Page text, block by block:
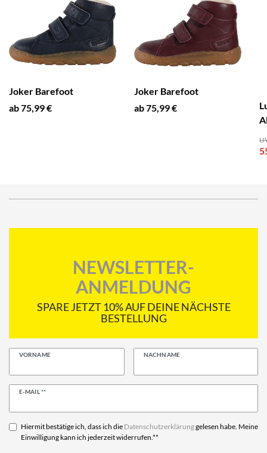
Joker Barefoot
ab 75,99 €
Joker Barefoot
ab 75,99 €
NEWSLETTER-
ANMELDUNG
SPARE JETZT 10% AUF DEINE NÄCHSTE
BESTELLUNG
VORNAME NACHNAME
E-MAIL **
Newsletter
Hiermit bestätige ich, dass ich die Daten­schutz­erklärunggelesen habe. Meine
Einwilligung kann ich jederzeit widerrufen.**